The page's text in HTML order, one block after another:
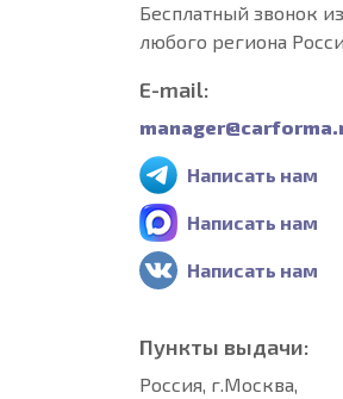
Бесплатный звонок из
любого региона
E-mail:
Написать нам
Написать нам
Написать нам
Пункты выдачи:
Россия, г.Москва,